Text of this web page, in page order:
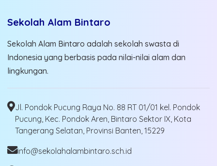
Sekolah Alam Bintaro
Sekolah Alam Bintaro adalah sekolah swasta di
Indonesia yang berbasis pada nilai-nilai alam dan
lingkungan.
Jl. Pondok Pucung Raya No. 88 RT 01/01 kel. Pondok
Pucung, Kec. Pondok Aren, Bintaro Sektor IX, Kota
Tangerang Selatan, Provinsi Banten, 15229
info@sekolahalambintaro.sch.id